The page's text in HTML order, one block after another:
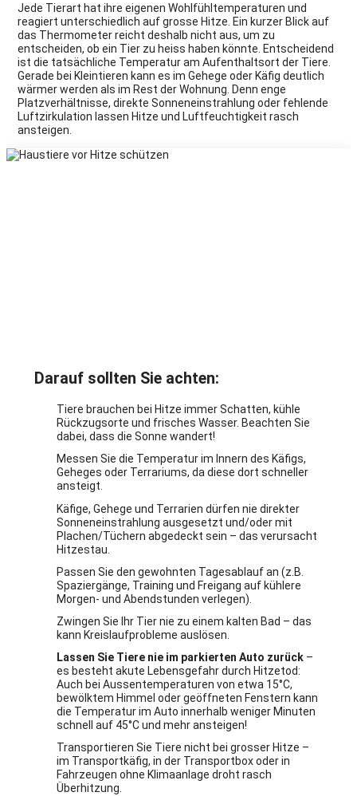
Jede Tierart hat ihre eigenen Wohlfühltemperaturen und
reagiert unterschiedlich auf grosse Hitze. Ein kurzer Blick auf
das Thermometer reicht deshalb nicht aus, um zu
entscheiden, ob ein Tier zu heiss haben könnte. Entscheidend
ist die tatsächliche Temperatur am Aufenthaltsort der Tiere.
Gerade bei Kleintieren kann es im Gehege oder Käfig deutlich
wärmer werden als im Rest der Wohnung. Denn enge
Platzverhältnisse, direkte Sonneneinstrahlung oder fehlende
Luftzirkulation lassen Hitze und Luftfeuchtigkeit rasch
ansteigen.
Darauf sollten Sie achten:
Tiere brauchen bei Hitze immer Schatten, kühle
Rückzugsorte und frisches Wasser. Beachten Sie
dabei, dass die Sonne wandert!
Messen Sie die Temperatur im Innern des Käfigs,
Geheges oder Terrariums, da diese dort schneller
ansteigt.
Käfige, Gehege und Terrarien dürfen nie direkter
Sonneneinstrahlung ausgesetzt und/oder mit
Plachen/Tüchern abgedeckt sein – das verursacht
Hitzestau.
Passen Sie den gewohnten Tagesablauf an (z.B.
Spaziergänge, Training und Freigang auf kühlere
Morgen- und Abendstunden verlegen).
Zwingen Sie Ihr Tier nie zu einem kalten Bad – das
kann Kreislaufprobleme auslösen.
Lassen Sie Tiere nie im parkierten Auto zurück –
es besteht akute Lebensgefahr durch Hitzetod:
Auch bei Aussentemperaturen von etwa 15°C,
bewölktem Himmel oder geöffneten Fenstern kann
die Temperatur im Auto innerhalb weniger Minuten
schnell auf 45°C und mehr ansteigen!
Transportieren Sie Tiere nicht bei grosser Hitze –
im Transportkäfig, in der Transportbox oder in
Fahrzeugen ohne Klimaanlage droht rasch
Überhitzung.